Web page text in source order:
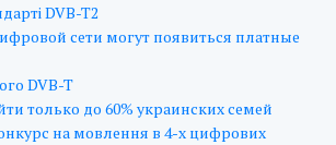
DVB-T2
сети могут появиться платные
DVB-T
только до 60% украинских семей
на мовлення в 4-х цифрових